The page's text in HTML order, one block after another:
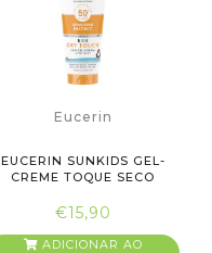
Eucerin
EUCERIN SUNKIDS GEL-
CREME TOQUE SECO
€15,90
ADICIONAR AO